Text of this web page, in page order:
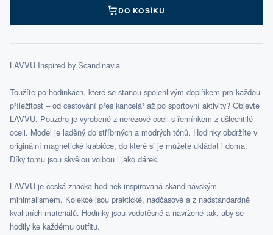
DO KOŠÍKU
LAVVU Inspired by Scandinavia
Toužíte po hodinkách, které se stanou spolehlivým doplňkem pro každou
příležitost – od cestování přes kancelář až po sportovní aktivity? Objevte
LAVVU. Pouzdro je vyrobené z nerezové oceli s řemínkem z ušlechtilé
oceli. Model je laděný do stříbrných a modrých tónů. Hodinky obdržíte v
originální magnetické krabičce, do které si je můžete ukládat i doma.
Díky tomu jsou skvělou volbou i jako dárek.
LAVVU je česká značka hodinek inspirovaná skandinávským
minimalismem. Kolekce jsou praktické, nadčasové a z nadstandardně
kvalitních materiálů. Hodinky jsou vodotěsné a navržené tak, aby se
hodily ke každému outfitu.